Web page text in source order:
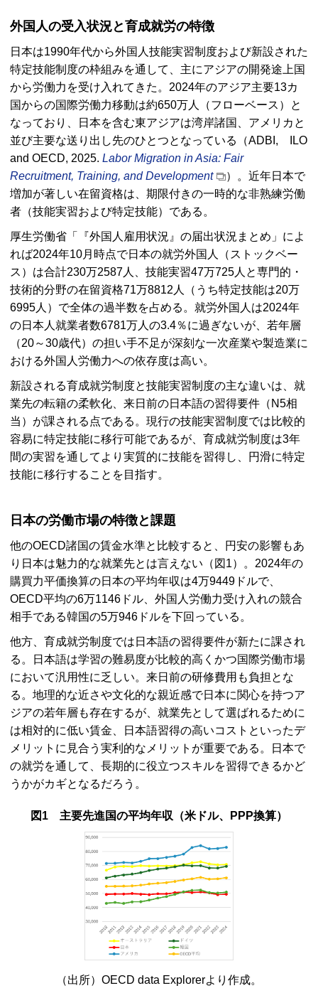
外国人の受入状況と育成就労の特徴
日本は1990年代から外国人技能実習制度および新設された
特定技能制度の枠組みを通して、主にアジアの開発途上国
から労働力を受け入れてきた。2024年のアジア主要13カ
国からの国際労働力移動は約650万人（フローベース）と
なっており、日本を含む東アジアは湾岸諸国、アメリカと
並び主要な送り出し先のひとつとなっている（ADBI, ILO
and OECD, 2025. Labor Migration in Asia: Fair
Recruitment, Training, and Development
）。近年日本で
増加が著しい在留資格は、期限付きの一時的な非熟練労働
者（技能実習および特定技能）である。
厚生労働省「『外国人雇用状況』の届出状況まとめ」によ
れば2024年10月時点で日本の就労外国人（ストックベー
ス）は合計230万2587人、技能実習47万725人と専門的・
技術的分野の在留資格71万8812人（うち特定技能は20万
6995人）で全体の過半数を占める。就労外国人は2024年
の日本人就業者数6781万人の3.4％に過ぎないが、若年層
（20～30歳代）の担い手不足が深刻な一次産業や製造業に
おける外国人労働力への依存度は高い。
新設される育成就労制度と技能実習制度の主な違いは、就
業先の転籍の柔軟化、来日前の日本語の習得要件（N5相
当）が課される点である。現行の技能実習制度では比較的
容易に特定技能に移行可能であるが、育成就労制度は3年
間の実習を通してより実質的に技能を習得し、円滑に特定
技能に移行することを目指す。
日本の労働市場の特徴と課題
他のOECD諸国の賃金水準と比較すると、円安の影響もあ
り日本は魅力的な就業先とは言えない（図1）。2024年の
購買力平価換算の日本の平均年収は4万9449ドルで、
OECD平均の6万1146ドル、外国人労働力受け入れの競合
相手である韓国の5万946ドルを下回っている。
他方、育成就労制度では日本語の習得要件が新たに課され
る。日本語は学習の難易度が比較的高くかつ国際労働市場
において汎用性に乏しい。来日前の研修費用も負担とな
る。地理的な近さや文化的な親近感で日本に関心を持つア
ジアの若年層も存在するが、就業先として選ばれるために
は相対的に低い賃金、日本語習得の高いコストといったデ
メリットに見合う実利的なメリットが重要である。日本で
の就労を通して、長期的に役立つスキルを習得できるかど
うかがカギとなるだろう。
図1 主要先進国の平均年収（米ドル、 PPP換算）
（出所） OECD data Explorerより作成。